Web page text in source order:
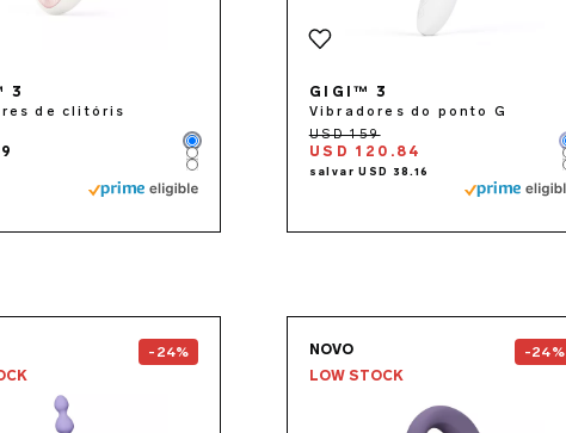
3
de clitóris
Color
Color
Color
GIGI™ 3
Vibradores do ponto G
USD 120.84
-24%
NOVO
LOW STOCK
-24%